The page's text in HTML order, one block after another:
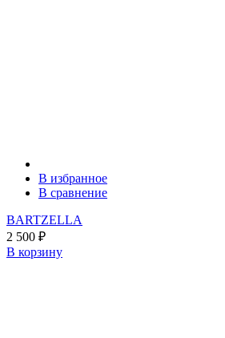
В избранное
В сравнение
BARTZELLA
2 500 ₽
В корзину